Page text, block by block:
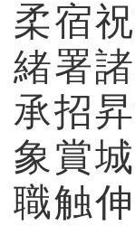
柔宿祝
緒署諸
承招昇
象 賞城
職触伸